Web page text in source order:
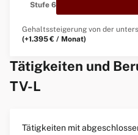
Stufe 6
Gehaltssteigerung von der
(+1.395 € / Monat)
Tätigkeiten und
TV-L
Tätigkeiten mit